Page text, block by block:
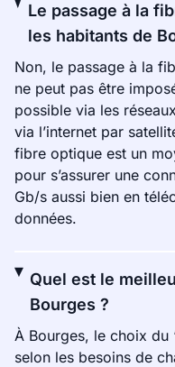
Le passage à la
les habitants de
Non, le passage à la
ne peut pas être
possible via les
via l’internet par
fibre optique est un
pour s’assurer une
Gb/s aussi bien en
données.
Quel est le
Bourges ?
À Bourges, le choix du
selon les besoins de